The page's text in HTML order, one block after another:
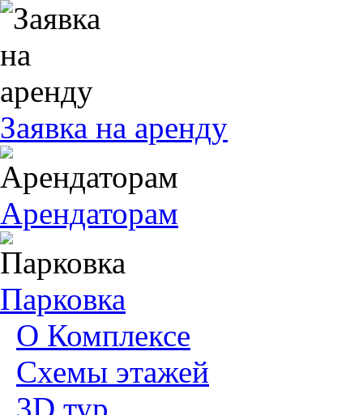
Заявка на аренду
Арендаторам
Парковка
О Комплексе
Схемы этажей